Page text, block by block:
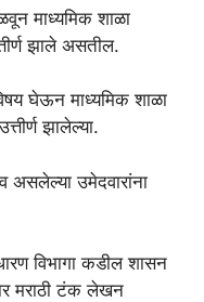
माध्यमिक शाळा
झाले असतील.
घेऊन माध्यमिक शाळा
झालेल्या.
उमेदवारांना
विभागा कडील शासन
मराठी टंक लेखन